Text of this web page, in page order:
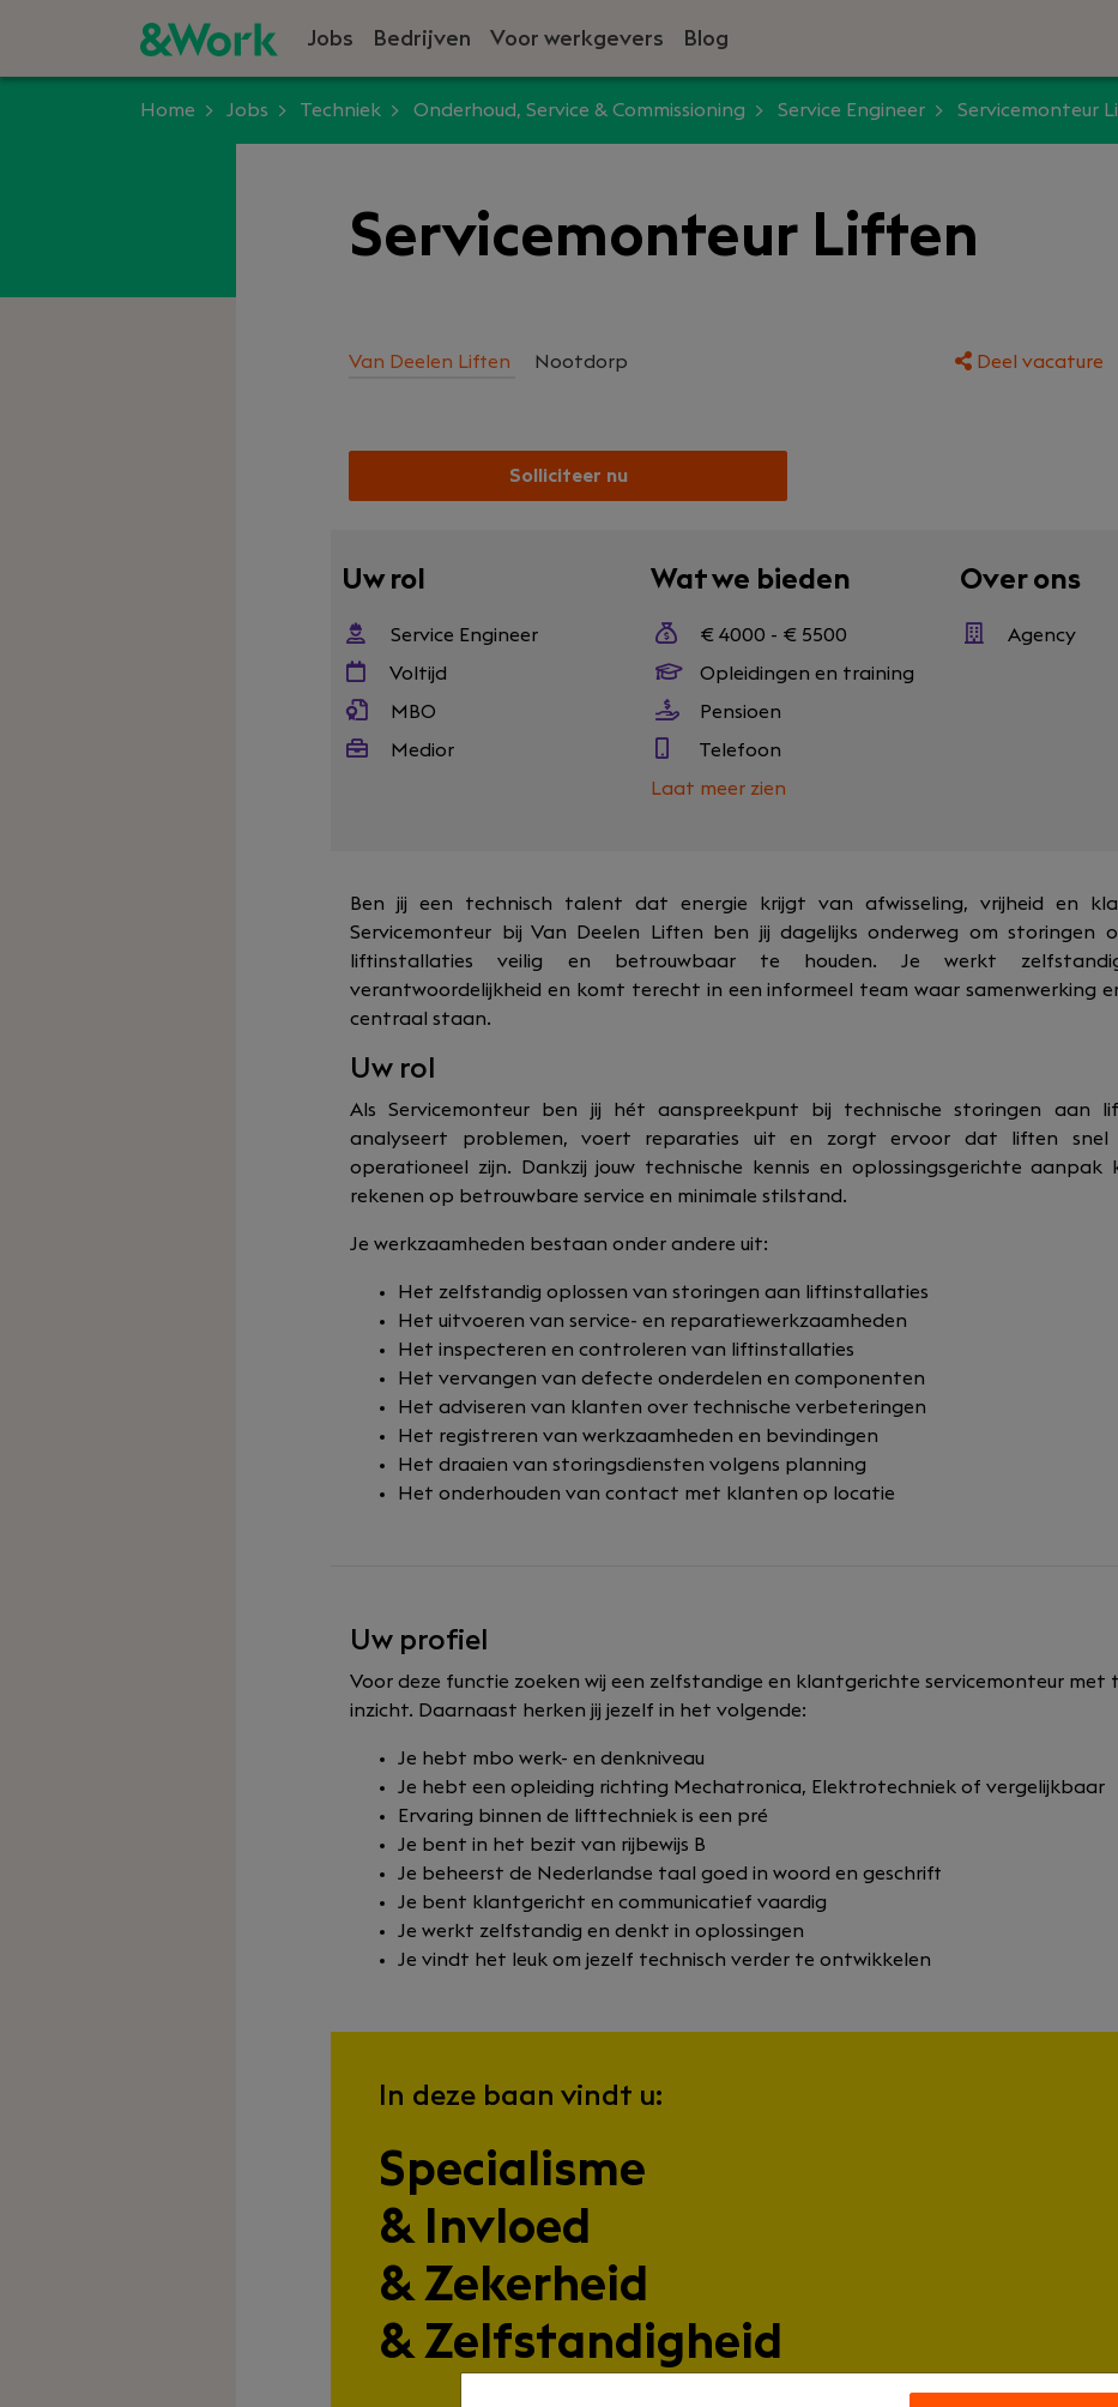
Jobs Bedrijven Voor werkgevers Blog
Home Jobs Techniek Onderhoud, Service & Commissioning Service Engineer Servicemonteur
Servicemonteur Liften
Van Deelen Liften Nootdorp Deel vacature
Solliciteer nu
Uw rol
Service Engineer
Voltijd
MBO
Medior
Wat we bieden
€ 4000 - € 5500
Opleidingen en training
Pensioen
Telefoon
Laat meer zien
Over ons
Agency
Ben jij een technisch talent dat energie krijgt van afwisseling, vrijheid en
Servicemonteur bij Van Deelen Liften ben jij dagelijks onderweg om storingen
liftinstallaties veilig en betrouwbaar te houden. Je werkt
verantwoordelijkheid en komt terecht in een informeel team waar samenwerking
centraal staan.
Uw rol
Als Servicemonteur ben jij hét aanspreekpunt bij technische storingen aan
analyseert problemen, voert reparaties uit en zorgt ervoor dat liften snel
operationeel zijn. Dankzij jouw technische kennis en oplossingsgerichte aanpak
rekenen op betrouwbare service en minimale stilstand.
Je werkzaamheden bestaan onder andere uit:
Het zelfstandig oplossen van storingen aan liftinstallaties
Het uitvoeren van service- en reparatiewerkzaamheden
Het inspecteren en controleren van liftinstallaties
Het vervangen van defecte onderdelen en componenten
Het adviseren van klanten over technische verbeteringen
Het registreren van werkzaamheden en bevindingen
Het draaien van storingsdiensten volgens planning
Het onderhouden van contact met klanten op locatie
Uw profiel
Voor deze functie zoeken wij een zelfstandige en klantgerichte servicemonteur met
inzicht. Daarnaast herken jij jezelf in het volgende:
Je hebt mbo werk- en denkniveau
Je hebt een opleiding richting Mechatronica, Elektrotechniek of vergelijkbaar
Ervaring binnen de lifttechniek is een pré
Je bent in het bezit van rijbewijs B
Je beheerst de Nederlandse taal goed in woord en geschrift
Je bent klantgericht en communicatief vaardig
Je werkt zelfstandig en denkt in oplossingen
Je vindt het leuk om jezelf technisch verder te ontwikkelen
In deze baan vindt u:
Specialisme
& Invloed
& Zekerheid
& Zelfstandigheid